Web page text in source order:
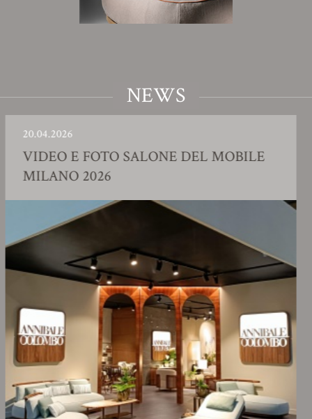
NEWS
E FOTO SALONE DEL MOBILE
2026